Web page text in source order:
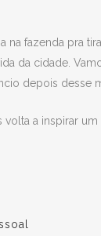
na fazenda pra
da cidade.
depois desse
volta a inspirar um